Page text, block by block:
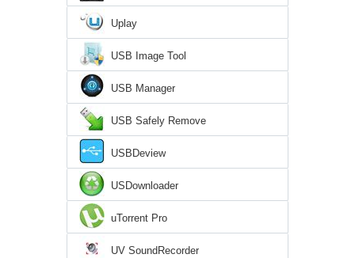
Uplay
USB Image Tool
USB Manager
USB Safely Remove
USBDeview
USDownloader
uTorrent Pro
UV SoundRecorder